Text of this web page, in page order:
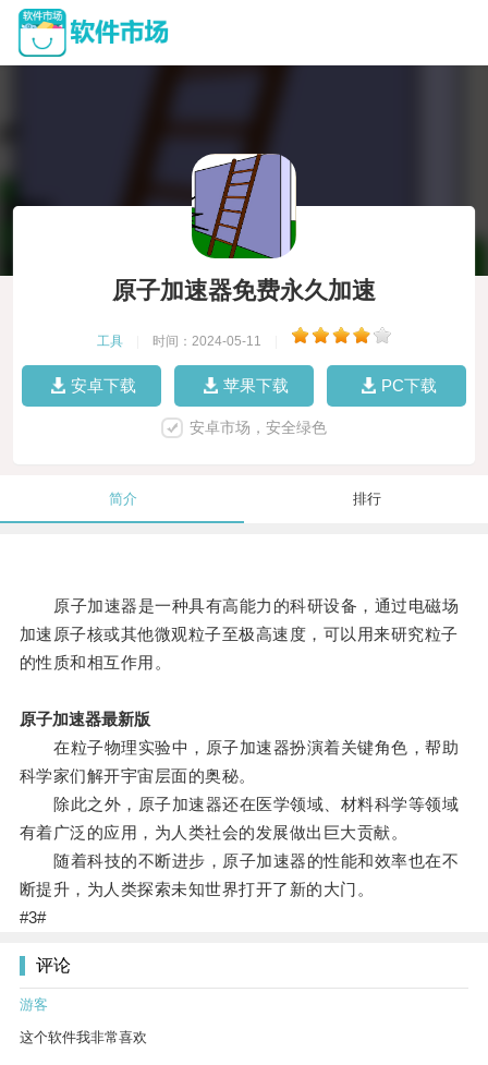
原子加速器免费永久加速
工具 时间：2024-05-11
安卓下载 苹果下载 PC下载
安卓市场，安全绿色
简介 排行
原子加速器是一种具有高能力的科研设备，通过电磁场
加速原子核或其他微观粒子至极高速度，可以用来研究粒子
的性质和相互作用。
原子加速器最新版
在粒子物理实验中，原子加速器扮演着关键角色，帮助
科学家们解开宇宙层面的奥秘。
除此之外，原子加速器还在医学领域、材料科学等领域
有着广泛的应用，为人类社会的发展做出巨大贡献。
随着科技的不断进步，原子加速器的性能和效率也在不
断提升，为人类探索未知世界打开了新的大门。
#3#
评论
游客
这个软件我非常喜欢